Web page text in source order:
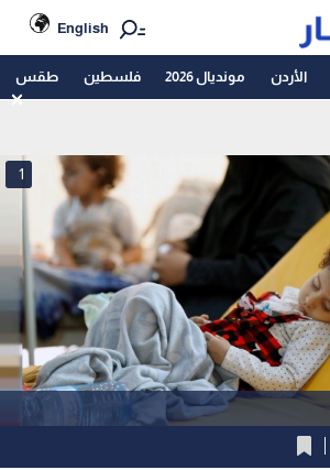
English
الأردن مونديال 2026 فلسطين طقس
1